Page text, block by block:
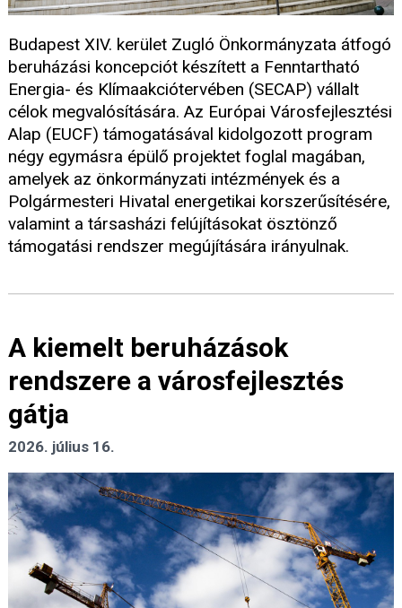
Budapest XIV. kerület Zugló Önkormányzata átfogó
beruházási koncepciót készített a Fenntartható
Energia- és Klímaakciótervében (SECAP) vállalt
célok megvalósítására. Az Európai Városfejlesztési
Alap (EUCF) támogatásával kidolgozott program
négy egymásra épülő projektet foglal magában,
amelyek az önkormányzati intézmények és a
Polgármesteri Hivatal energetikai korszerűsítésére,
valamint a társasházi felújításokat ösztönző
támogatási rendszer megújítására irányulnak.
A kiemelt beruházások
rendszere a városfejlesztés
gátja
2026. július 16.